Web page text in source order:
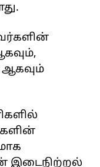
ஆகவும்
இடைநிற்றல்